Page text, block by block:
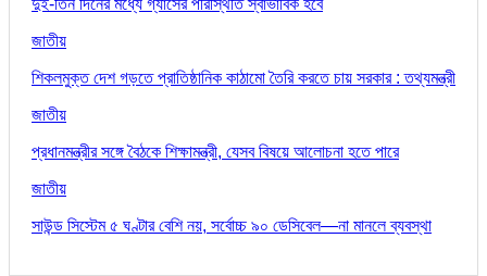
দুই-তিন দিনের মধ্যে গ্যাসের পরিস্থিতি স্বাভাবিক হবে
জাতীয়
শিকলমুক্ত দেশ গড়তে প্রাতিষ্ঠানিক কাঠামো তৈরি করতে চায় সরকার : তথ্যমন্ত্রী
জাতীয়
প্রধানমন্ত্রীর সঙ্গে বৈঠকে শিক্ষামন্ত্রী, যেসব বিষয়ে আলোচনা হতে পারে
জাতীয়
সাউন্ড সিস্টেম ৫ ঘণ্টার বেশি নয়, সর্বোচ্চ ৯০ ডেসিবেল—না মানলে ব্যবস্থা